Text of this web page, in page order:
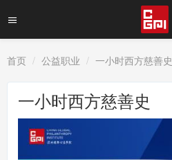
首页 公益职业 一小时西方慈善史
一小时西方慈善史